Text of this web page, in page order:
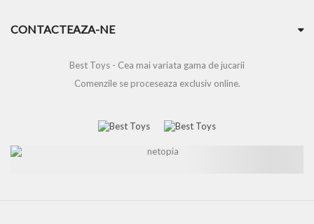
CONTACTEAZA-NE
Best Toys - Cea mai variata gama de jucarii
Comenzile se proceseaza exclusiv online.